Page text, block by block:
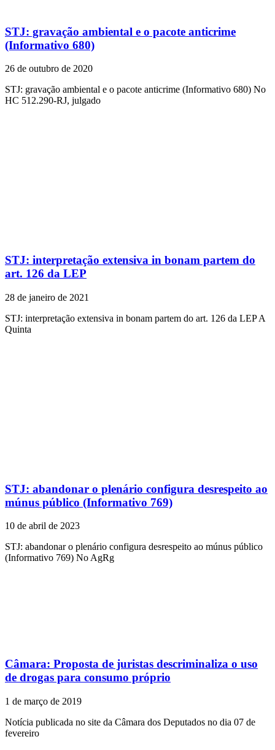
STJ: gravação ambiental e o pacote anticrime
(Informativo 680)
26 de outubro de 2020
STJ: gravação ambiental e o pacote anticrime (Informativo 680) No
HC 512.290-RJ, julgado
STJ: interpretação extensiva in bonam partem do
art. 126 da LEP
28 de janeiro de 2021
STJ: interpretação extensiva in bonam partem do art. 126 da LEP A
Quinta
STJ: abandonar o plenário configura desrespeito ao
múnus público (Informativo 769)
10 de abril de 2023
STJ: abandonar o plenário configura desrespeito ao múnus público
(Informativo 769) No AgRg
Câmara: Proposta de juristas descriminaliza o uso
de drogas para consumo próprio
1 de março de 2019
Notícia publicada no site da Câmara dos Deputados no dia 07 de
fevereiro